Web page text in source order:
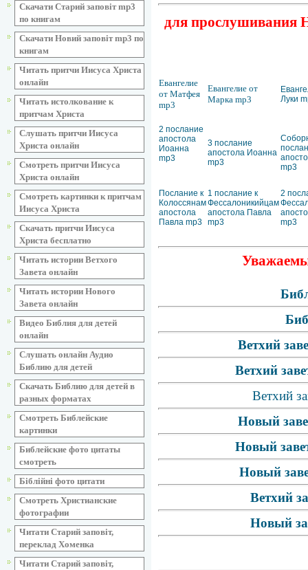
Скачати Старий заповіт mp3
по книгам
Скачати Новий заповіт mp3 по
книгам
Читать притчи Иисуса Христа
онлайн
Читать истолкование к
притчам Христа
Слушать притчи Иисуса
Христа онлайн
Смотреть притчи Иисуса
Христа онлайн
Смотреть картинки к притчам
Иисуса Христа
Скачать притчи Иисуса
Христа бесплатно
Читать истории Ветхого
Завета онлайн
Читать истории Нового
Завета онлайн
Видео Библия для детей
онлайн
Слушать онлайн Аудио
Библию для детей
Скачать Библию для детей в
разных форматах
Смотреть Библейские
картинки
Библейские фото цитаты
смотреть
Біблійні фото цитати
Смотреть Христианские
фотографии
Читати Старий заповіт,
переклад Хоменка
Читати Старий заповіт,
для прослушивания
Евангелие
от Матфея
mp3
Евангелие от
Марка mp3
Луки
2 послание
апостола
Иоанна
mp3
3 послание
апостола Иоанна
mp3
mp3
Послание к
Колоссянам
апостола
Павла mp3
1 послание к
Фессалоникийцам
апостола Павла
mp3
2
mp3
Ветхий
Ветхий
Ветхий
Новый
Новый
Новый
Ветхий
Новый